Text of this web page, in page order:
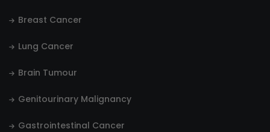
Breast Cancer
Lung Cancer
Brain Tumour
Genitourinary Malignancy
Gastrointestinal Cancer